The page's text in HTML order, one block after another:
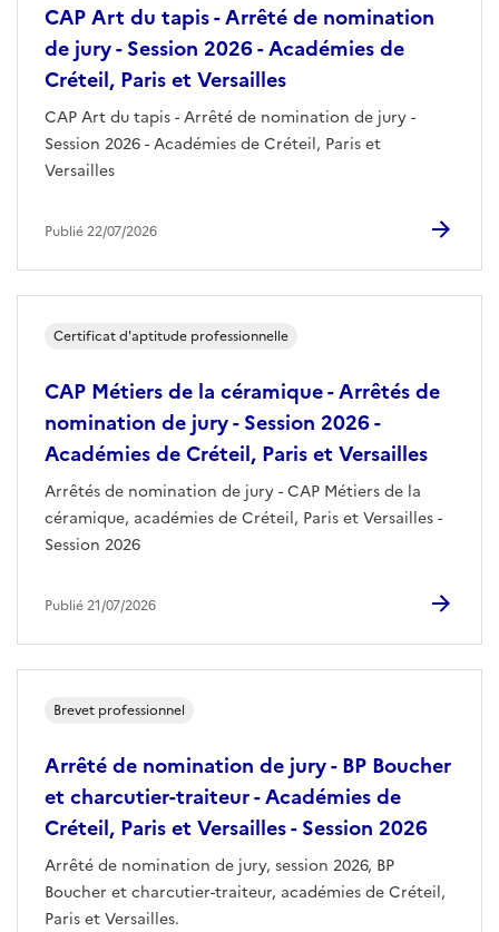
CAP Art du tapis - Arrêté de nomination
de jury - Session 2026 - Académies de
Créteil, Paris et Versailles
CAP Art du tapis - Arrêté de nomination de jury -
Session 2026 - Académies de Créteil, Paris et
Versailles
Publié 22/07/2026
CAP Métiers de la céramique - Arrêtés de
nomination de jury - Session 2026 -
Académies de Créteil, Paris et Versailles
Arrêtés de nomination de jury - CAP Métiers de la
céramique, académies de Créteil, Paris et Versailles -
Session 2026
Certificat d'aptitude professionnelle
Publié 21/07/2026
Arrêté de nomination de jury - BP Boucher
et charcutier-traiteur - Académies de
Créteil, Paris et Versailles - Session 2026
Arrêté de nomination de jury, session 2026, BP
Boucher et charcutier-traiteur, académies de Créteil,
Paris et Versailles.
Brevet professionnel